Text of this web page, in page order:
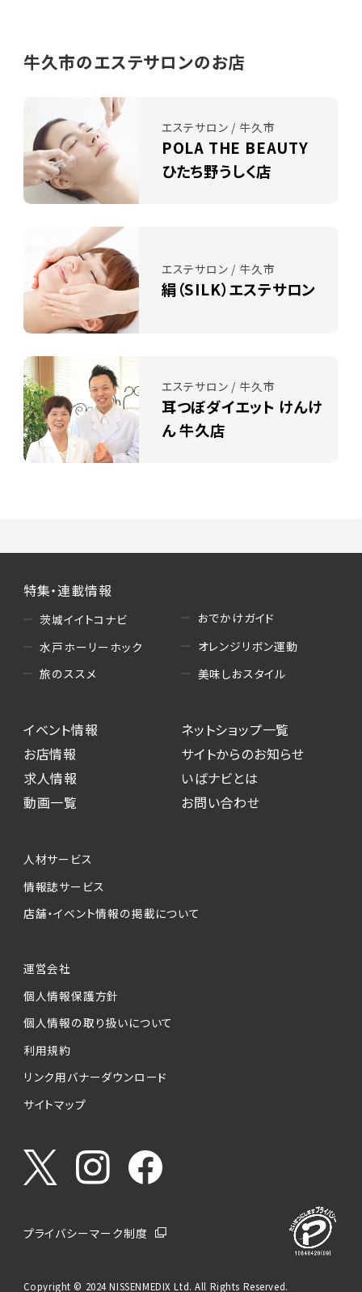
牛久市のエステサロンのお店
エステサロン / 牛久市
POLA THE BEAUTY
ひたち野うしく店
エステサロン / 牛久市
絹（SILK）エステサロン
エステサロン / 牛久市
耳つぼダイエット けんけ
ん 牛久店
特集・連載情報
茨城イイトコナビ
水戸ホーリーホック
旅のススメ
おでかけガイド
オレンジリボン運動
美味しおスタイル
イベント情報
お店情報
求人情報
動画一覧
ネットショップ一覧
サイトからのお知らせ
いばナビとは
お問い合わせ
人材サービス
情報誌サービス
店舗・イベント情報の掲載について
運営会社
個人情報保護方針
個人情報の取り扱いについて
利用規約
リンク用バナーダウンロード
サイトマップ
プライバシーマーク制度
Copyright © 2024 NISSENMEDIX Ltd. All Rights Reserved.